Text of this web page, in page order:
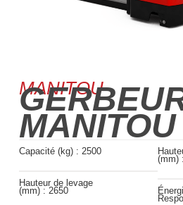
MANITOU
Capacité (kg) : 2500
Hauteur de levage
(mm) : 2650
(mm) :